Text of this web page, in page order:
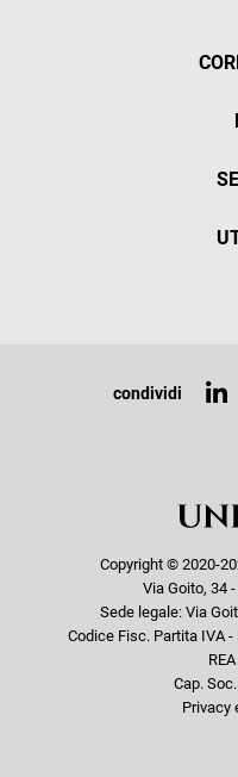
condividi
Copyright © 2020-
Via Goito, 34
Sede legale: Via
Codice Fisc. Partita IVA
Cap.
Privacy